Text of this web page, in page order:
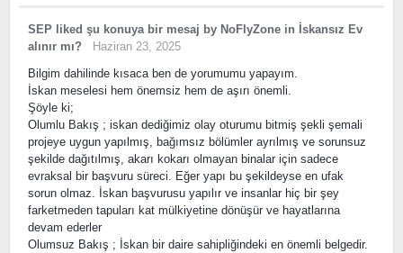
SEP liked şu konuya bir mesaj by NoFlyZone in İskansız Ev
alınır mı?
Haziran 23, 2025
Bilgim dahilinde kısaca ben de yorumumu yapayım.
İskan meselesi hem önemsiz hem de aşırı önemli.
Şöyle ki;
Olumlu Bakış ; iskan dediğimiz olay oturumu bitmiş şekli şemali
projeye uygun yapılmış, bağımsız bölümler ayrılmış ve sorunsuz
şekilde dağıtılmış, akarı kokarı olmayan binalar için sadece
evraksal bir başvuru süreci. Eğer yapı bu şekildeyse en ufak
sorun olmaz. İskan başvurusu yapılır ve insanlar hiç bir şey
farketmeden tapuları kat mülkiyetine dönüşür ve hayatlarına
devam ederler
Olumsuz Bakış ; İskan bir daire sahipliğindeki en önemli belgedir.